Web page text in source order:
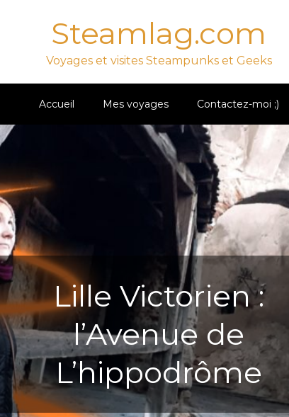
Steamlag.com
Voyages et visites Steampunks et Geeks
Accueil Mes voyages Contactez-moi ;)
Lille Victorien :
l’Avenue de
L’hippodrôme